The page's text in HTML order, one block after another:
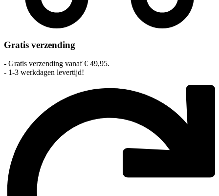
Gratis verzending
- Gratis verzending vanaf € 49,95.
- 1-3 werkdagen levertijd!